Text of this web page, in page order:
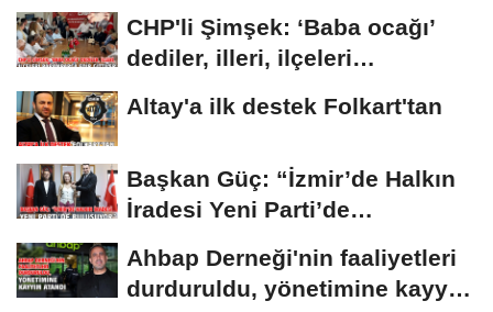
CHP'li Şimşek: ‘Baba ocağı’
dediler, illeri, ilçeleri
Altay'a ilk destek Folkart'tan
Başkan Güç: “İzmir’de Halkın
İradesi Yeni Parti’de
Ahbap Derneği'nin faaliyetleri
durduruldu, yönetimine kayyım